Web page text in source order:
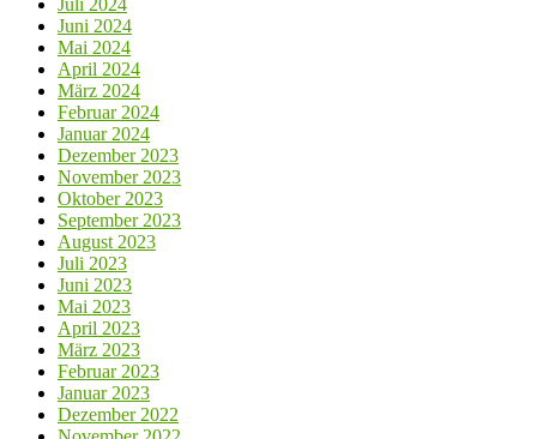
Juni 2024
Mai 2024
April 2024
März 2024
Februar 2024
Januar 2024
Dezember 2023
November 2023
Oktober 2023
September 2023
August 2023
Juli 2023
Juni 2023
Mai 2023
April 2023
März 2023
Februar 2023
Januar 2023
Dezember 2022